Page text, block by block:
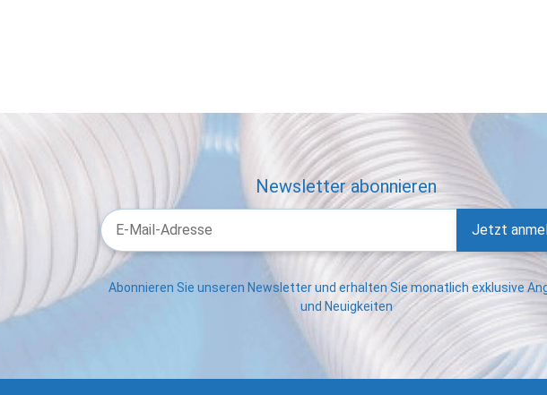
Newsletter abonnieren
Jetzt
Abonnieren Sie unseren Newsletter und erhalten Sie monatlich exklusive
und Neuigkeiten